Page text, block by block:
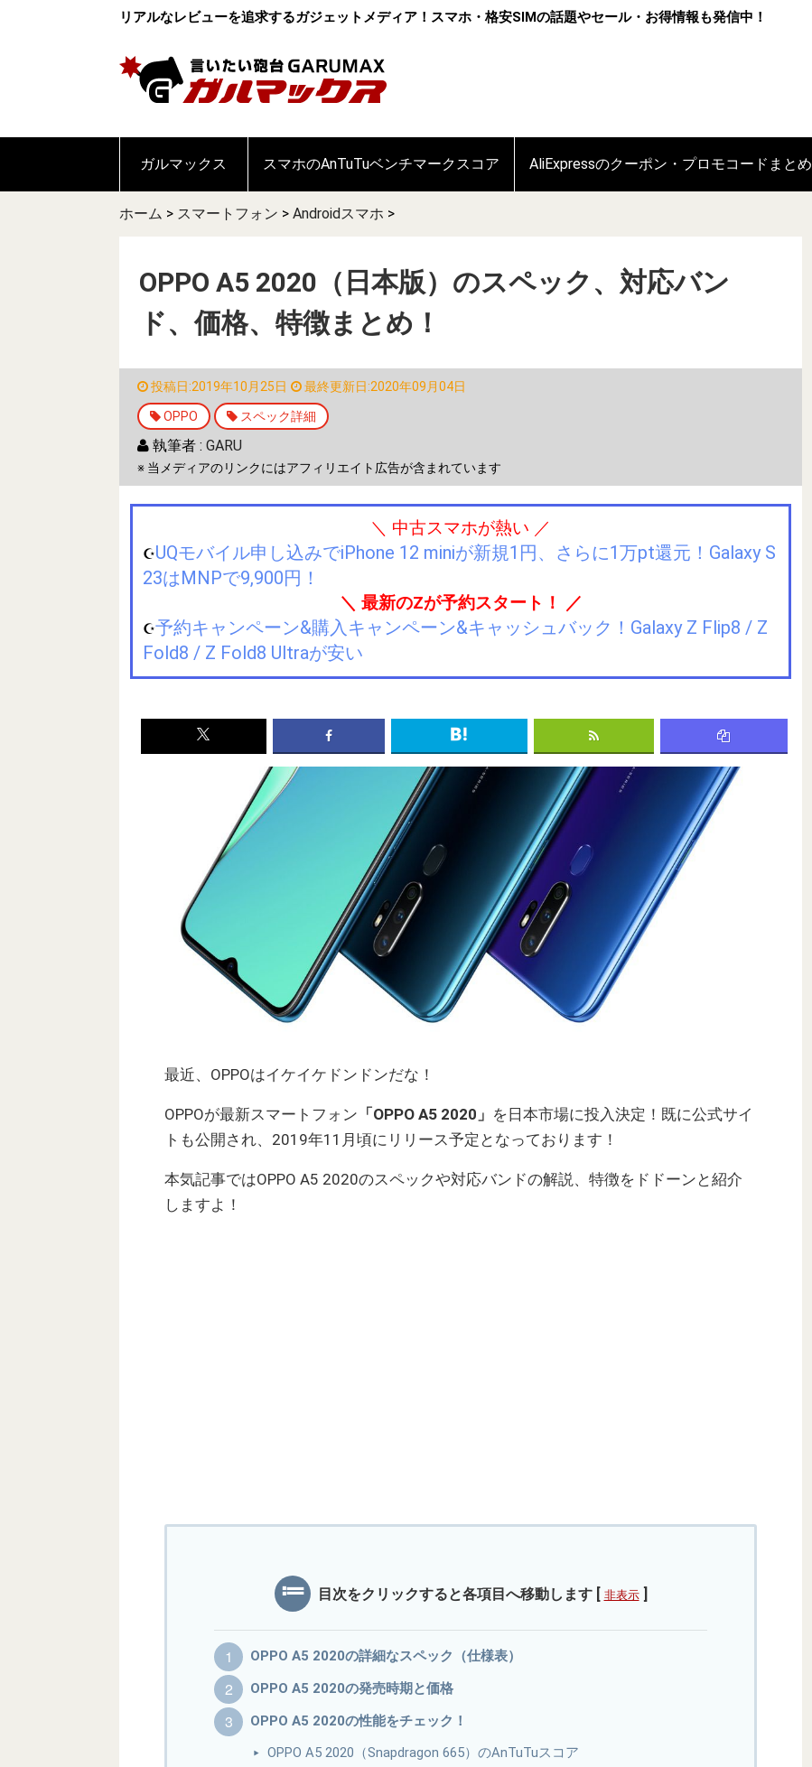
リアルなレビューを追求するガジェットメディア！スマホ・格安SIMの話題やセール・お得情報も発信中！
ガルマックス スマホのAnTuTuベンチマークスコア AliExpressのクーポン・プロモコードまとめ
ホーム > スマートフォン > Androidスマホ >
OPPO A5 2020（日本版）のスペック、対応バン
ド、価格、特徴まとめ！
投稿日:2019年10月25日 最終更新日:2020年09月04日
OPPO スペック詳細
執筆者 : GARU
※ 当メディアのリンクにはアフィリエイト広告が含まれています
＼ 中古スマホが熱い ／
☪️UQモバイル申し込みでiPhone 12 miniが新規1円、さらに1万pt還元！Galaxy S
23はMNPで9,900円！
＼ 最新のZが予約スタート！ ／
☪️予約キャンペーン&購入キャンペーン&キャッシュバック！Galaxy Z Flip8 / Z
Fold8 / Z Fold8 Ultraが安い
最近、OPPOはイケイケドンドンだな！
OPPOが最新スマートフォン 「OPPO A5 2020」 を日本市場に投入決定！既に公式サイ
トも公開され、2019年11月頃にリリース予定となっております！
本気記事ではOPPO A5 2020のスペックや対応バンドの解説、特徴をドドーンと紹介
しますよ！
目次をクリックすると各項目へ移動します 非表示
OPPO A5 2020の詳細なスペック（仕様表）
OPPO A5 2020の発売時期と価格
OPPO A5 2020の性能をチェック！
OPPO A5 2020（Snapdragon 665）のAnTuTuスコア